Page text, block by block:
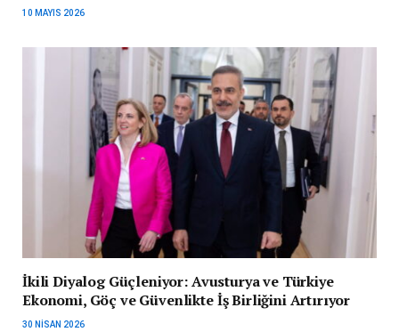
10 MAYIS 2026
İkili Diyalog Güçleniyor: Avusturya ve Türkiye
Ekonomi, Göç ve Güvenlikte İş Birliğini Artırıyor
30 NISAN 2026